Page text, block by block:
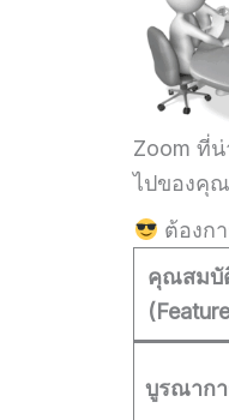
Zoom ที่
ไปของคุ
ต้องก
คุณสมบั
บูรณาก